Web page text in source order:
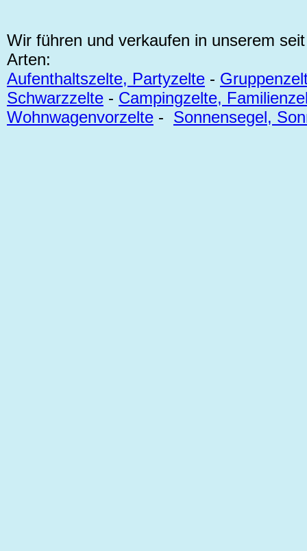
Wir führen und verkaufen in unserem
Arten:
Aufenthaltszelte, Partyzelte -
Schwarzzelte - Campingzelte,
Wohnwagenvorzelte - Sonnensegel,